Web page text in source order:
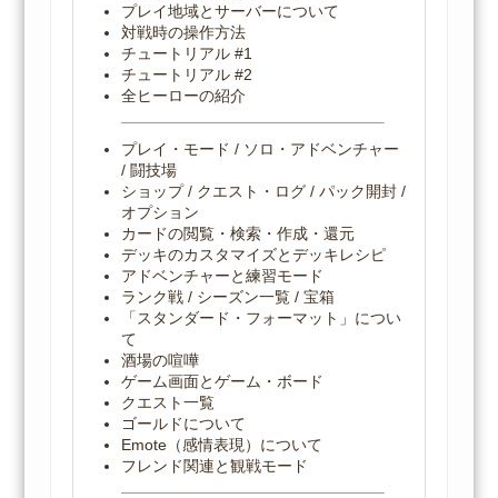
プレイ地域とサーバーについて
対戦時の操作方法
チュートリアル #1
チュートリアル #2
全ヒーローの紹介
プレイ・モード / ソロ・アドベンチャー
/ 闘技場
ショップ / クエスト・ログ / パック開封 /
オプション
カードの閲覧・検索・作成・還元
デッキのカスタマイズとデッキレシピ
アドベンチャーと練習モード
ランク戦 / シーズン一覧 / 宝箱
「スタンダード・フォーマット」につい
て
酒場の喧嘩
ゲーム画面とゲーム・ボード
クエスト一覧
ゴールドについて
Emote（感情表現）について
フレンド関連と観戦モード